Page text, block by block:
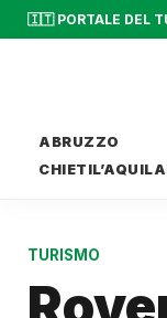
🇮🇹 PORTALE DEL
ABRUZZO
CHIETIL’AQUILA
TURISMO